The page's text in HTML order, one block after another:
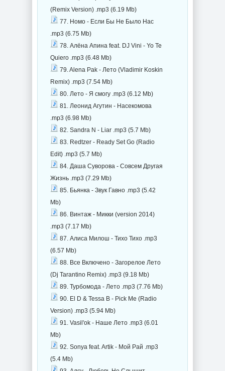
(Remix Version) .mp3 (6.19 Mb)
77. Номо - Если Бы Не Было Нас
.mp3 (6.75 Mb)
78. Алёна Апина feat. DJ Vini - Yo Te
Quiero .mp3 (6.48 Mb)
79. Alena Pak - Лето (Vladimir Koskin
Remix) .mp3 (7.54 Mb)
80. Лето - Я смогу .mp3 (6.12 Mb)
81. Леонид Агутин - Насекомова
.mp3 (6.98 Mb)
82. Sandra N - Liar .mp3 (5.7 Mb)
83. Redtzer - Ready Set Go (Radio
Edit) .mp3 (5.7 Mb)
84. Даша Суворова - Совсем Другая
Жизнь .mp3 (7.29 Mb)
85. Бьянка - Звук Гавно .mp3 (5.42
Mb)
86. Винтаж - Микки (version 2014)
.mp3 (7.17 Mb)
87. Алиса Милош - Тихо Тихо .mp3
(6.57 Mb)
88. Все Включено - Загорелое Лето
(Dj Tarantino Remix) .mp3 (9.18 Mb)
89. Турбомода - Лето .mp3 (7.76 Mb)
90. El D & Tessa B - Pick Me (Radio
Version) .mp3 (5.94 Mb)
91. Vasil'ok - Наше Лето .mp3 (6.01
Mb)
92. Sonya feat. Artik - Мой Рай .mp3
(5.4 Mb)